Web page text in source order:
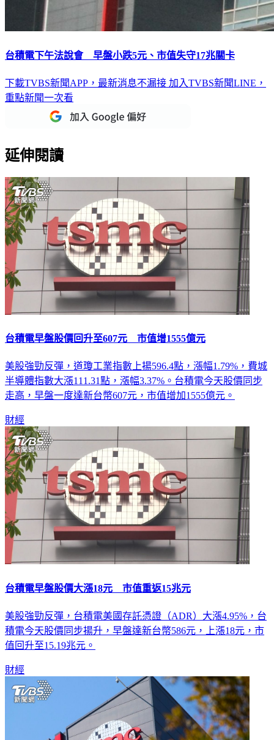
台積電下午法說會 早盤小跌5元、市值失守17兆關卡
下載TVBS新聞APP，最新消息不漏接 加入TVBS新聞LINE，
重點新聞一次看
延伸閱讀
台積電早盤股價回升至607元 市值增1555億元
美股強勁反彈，道瓊工業指數上揚596.4點，漲幅1.79%，費城
半導體指數大漲111.31點，漲幅3.37%。台積電今天股價同步
走高，早盤一度達新台幣607元，市值增加1555億元。
財經
台積電早盤股價大漲18元 市值重返15兆元
美股強勁反彈，台積電美國存託憑證（ADR）大漲4.95%，台
積電今天股價同步揚升，早盤達新台幣586元，上漲18元，市
值回升至15.19兆元。
財經